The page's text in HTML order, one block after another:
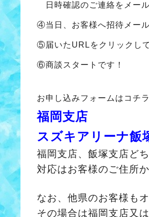
日時確認のご連絡をメー
④当日、お客様へ招待メー
⑤届いたURLをクリックし
⑥商談スタートです！
お申し込みフォームはコチ
福岡支店
スズキアリーナ飯
福岡支店、飯塚支店ど
対応はお客様のご住所
なお、他県のお客様も
その場合は福岡支店又